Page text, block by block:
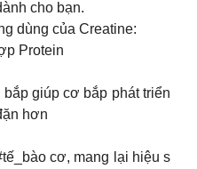
cho bạn.
dùng của Creatine:
Protein
giúp cơ bắp phát triển
hơn
cơ, mang lại hiệu s